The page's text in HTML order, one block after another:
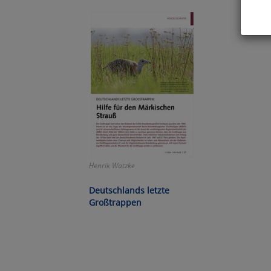
Henrik Watzke
Deutschlands letzte
Großtrappen